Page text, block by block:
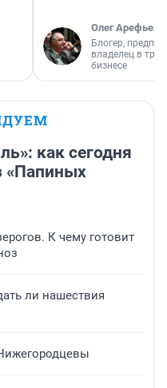
Олег Арефьев
Блогер,
владелец в
бизнесе
как сегодня
«Папиных
К чему готовит
ли нашествия